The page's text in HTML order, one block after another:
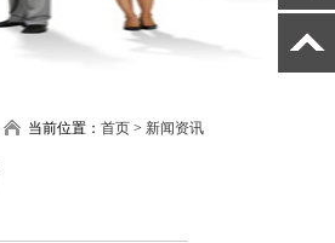
当前位置：首页 >新闻资讯